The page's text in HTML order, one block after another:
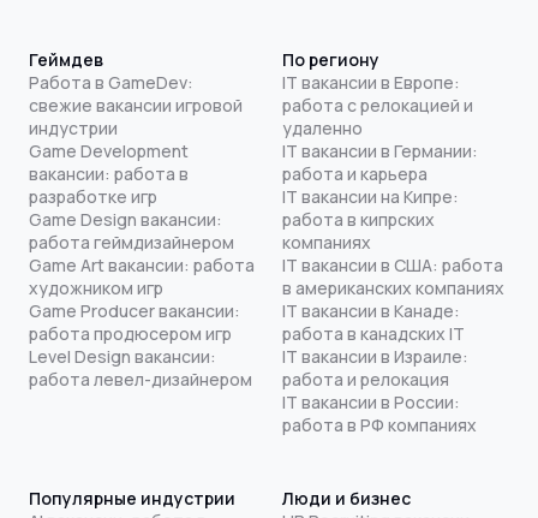
Геймдев
Работа в GameDev:
свежие вакансии игровой
индустрии
Game Development
вакансии: работа в
разработке игр
Game Design вакансии:
работа геймдизайнером
Game Art вакансии: работа
художником игр
Game Producer вакансии:
работа продюсером игр
Level Design вакансии:
работа левел-дизайнером
По региону
IT вакансии в Европе:
работа с релокацией и
удаленно
IT вакансии в Германии:
работа и карьера
IT вакансии на Кипре:
работа в кипрских
компаниях
IT вакансии в США: работа
в американских компаниях
IT вакансии в Канаде:
работа в канадских IT
IT вакансии в Израиле:
работа и релокация
IT вакансии в России:
работа в РФ компаниях
Популярные индустрии
Люди и бизнес